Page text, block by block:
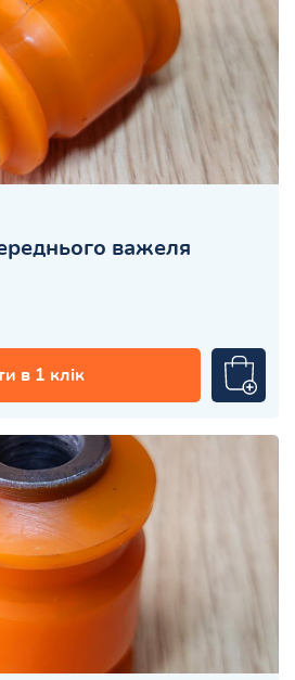
важеля
в 1 клік